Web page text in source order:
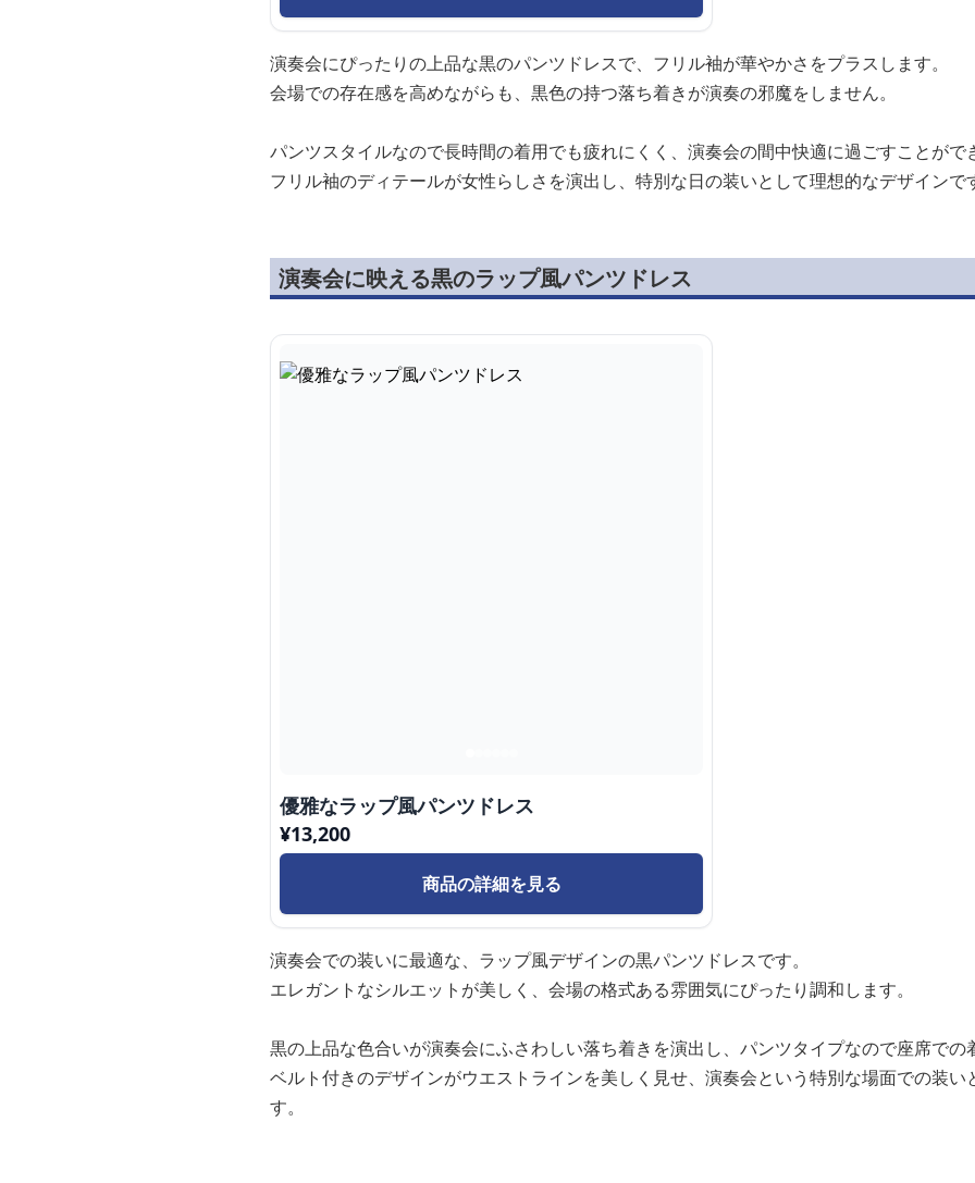
演奏会にぴったりの上品な黒のパンツドレスで、フリル袖が華やかさをプラスします。
会場での存在感を高めながらも、黒色の持つ落ち着きが演奏の邪魔をしません。
パンツスタイルなので長時間の着用でも疲れにくく、演奏会の間中快適に過ごすことがで
フリル袖のディテールが女性らしさを演出し、特別な日の装いとして理想的なデザインで
演奏会に映える黒のラップ風パンツドレス
優雅なラップ風パンツドレス
¥13,200
商品の詳細を見る
演奏会での装いに最適な、ラップ風デザインの黒パンツドレスです。
エレガントなシルエットが美しく、会場の格式ある雰囲気にぴったり調和します。
黒の上品な色合いが演奏会にふさわしい落ち着きを演出し、パンツタイプなので座席での
ベルト付きのデザインがウエストラインを美しく見せ、演奏会という特別な場面での装
す。